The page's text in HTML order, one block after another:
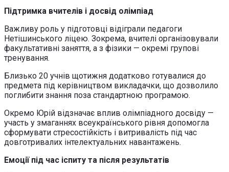
Підтримка вчителів і досвід олімпіад
Важливу роль у підготовці відіграли педагоги
Нетішинського ліцею. Зокрема, вчителі організовували
факультативні заняття, а з фізики — окремі групові
тренування.
Близько 20 учнів щотижня додатково готувалися до
предмета під керівництвом викладачки, що дозволило
поглибити знання поза стандартною програмою.
Окремо Юрій відзначає вплив олімпіадного досвіду —
участь у змаганнях всеукраїнського рівня допомогла
сформувати стресостійкість і витривалість під час
довготривалих інтелектуальних навантажень.
Емоції під час іспиту та після результатів